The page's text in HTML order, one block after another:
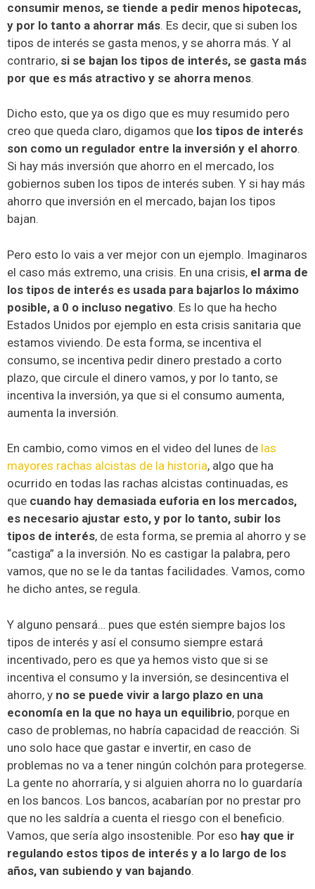
consumir menos, se tiende a pedir menos hipotecas,
y por lo tanto a ahorrar más. Es decir, que si suben los
tipos de interés se gasta menos, y se ahorra más. Y al
contrario, si se bajan los tipos de interés, se gasta más
por que es más atractivo y se ahorra menos.
Dicho esto, que ya os digo que es muy resumido pero
creo que queda claro, digamos que los tipos de interés
son como un regulador entre la inversión y el ahorro.
Si hay más inversión que ahorro en el mercado, los
gobiernos suben los tipos de interés suben. Y si hay más
ahorro que inversión en el mercado, bajan los tipos
bajan.
Pero esto lo vais a ver mejor con un ejemplo. Imaginaros
el caso más extremo, una crisis. En una crisis, el arma de
los tipos de interés es usada para bajarlos lo máximo
posible, a 0 o incluso negativo. Es lo que ha hecho
Estados Unidos por ejemplo en esta crisis sanitaria que
estamos viviendo. De esta forma, se incentiva el
consumo, se incentiva pedir dinero prestado a corto
plazo, que circule el dinero vamos, y por lo tanto, se
incentiva la inversión, ya que si el consumo aumenta,
aumenta la inversión.
En cambio, como vimos en el video del lunes de las
mayores rachas alcistas de la historia, algo que ha
ocurrido en todas las rachas alcistas continuadas, es
que cuando hay demasiada euforia en los mercados,
es necesario ajustar esto, y por lo tanto, subir los
tipos de interés, de esta forma, se premia al ahorro y se
“castiga” a la inversión. No es castigar la palabra, pero
vamos, que no se le da tantas facilidades. Vamos, como
he dicho antes, se regula.
Y alguno pensará… pues que estén siempre bajos los
tipos de interés y así el consumo siempre estará
incentivado, pero es que ya hemos visto que si se
incentiva el consumo y la inversión, se desincentiva el
ahorro, y no se puede vivir a largo plazo en una
economía en la que no haya un equilibrio, porque en
caso de problemas, no habría capacidad de reacción. Si
uno solo hace que gastar e invertir, en caso de
problemas no va a tener ningún colchón para protegerse.
La gente no ahorraría, y si alguien ahorra no lo guardaría
en los bancos. Los bancos, acabarían por no prestar pro
que no les saldría a cuenta el riesgo con el beneficio.
Vamos, que sería algo insostenible. Por eso hay que ir
regulando estos tipos de interés y a lo largo de los
años, van subiendo y van bajando.